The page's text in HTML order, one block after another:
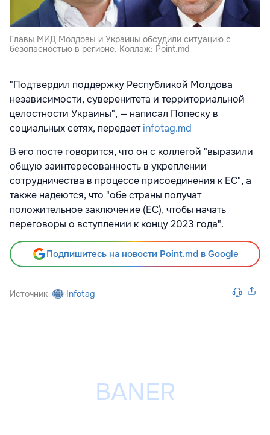
Главы МИД Молдовы и Украины обсудили ситуацию с
безопасностью в регионе. Коллаж: Point.md
"Подтвердил поддержку Республикой Молдова
независимости, суверенитета и территориальной
целостности Украины", — написал Попеску в
социальных сетях, передаетinfotag.md
В его посте говорится, что он с коллегой "выразили
общую заинтересованность в укреплении
сотрудничества в процессе присоединения к ЕС", а
также надеются, что "обе страны получат
положительное заключение (ЕС), чтобы начать
переговоры о вступлении к концу 2023 года".
Подпишитесь на новости Point.md в Google
Источник Infotag